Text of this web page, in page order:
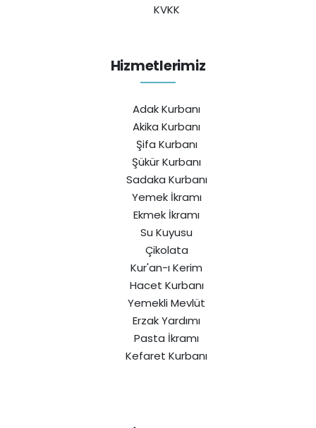
KVKK
Hizmetlerimiz
Adak Kurbanı
Akika Kurbanı
Şifa Kurbanı
Şükür Kurbanı
Sadaka Kurbanı
Yemek İkramı
Ekmek İkramı
Su Kuyusu
Çikolata
Kur'an-ı Kerim
Hacet Kurbanı
Yemekli Mevlüt
Erzak Yardımı
Pasta İkramı
Kefaret Kurbanı